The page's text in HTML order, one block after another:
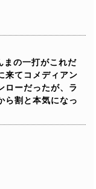
の一打がこれだ
来てコメディアン
ローだったが、ラ
ら割と本気になっ